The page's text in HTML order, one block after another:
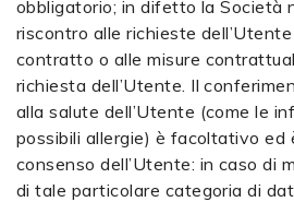
obbligatorio; in difetto la Società
riscontro alle richieste
contratto o alle misure
richiesta dell’Utente. Il
alla salute dell’Utente (come le
possibili allergie) è facoltativo ed
consenso dell’Utente: in caso di
di tale particolare categoria di